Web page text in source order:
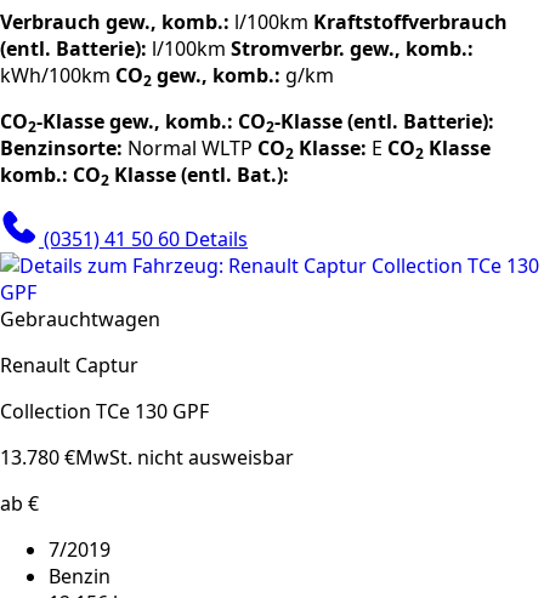
Verbrauch gew., komb.: l/100km Kraftstoffverbrauch
(entl. Batterie): l/100km Stromverbr. gew., komb.:
kWh/100km CO2 gew., komb.: g/km
CO2-Klasse gew., komb.: CO2-Klasse (entl. Batterie):
Benzinsorte: Normal WLTP CO2 Klasse: E CO2 Klasse
komb.: CO2 Klasse (entl. Bat.):
(0351) 41 50 60 Details
Gebrauchtwagen
Renault Captur
Collection TCe 130 GPF
13.780 €MwSt. nicht ausweisbar
ab €
7/2019
Benzin